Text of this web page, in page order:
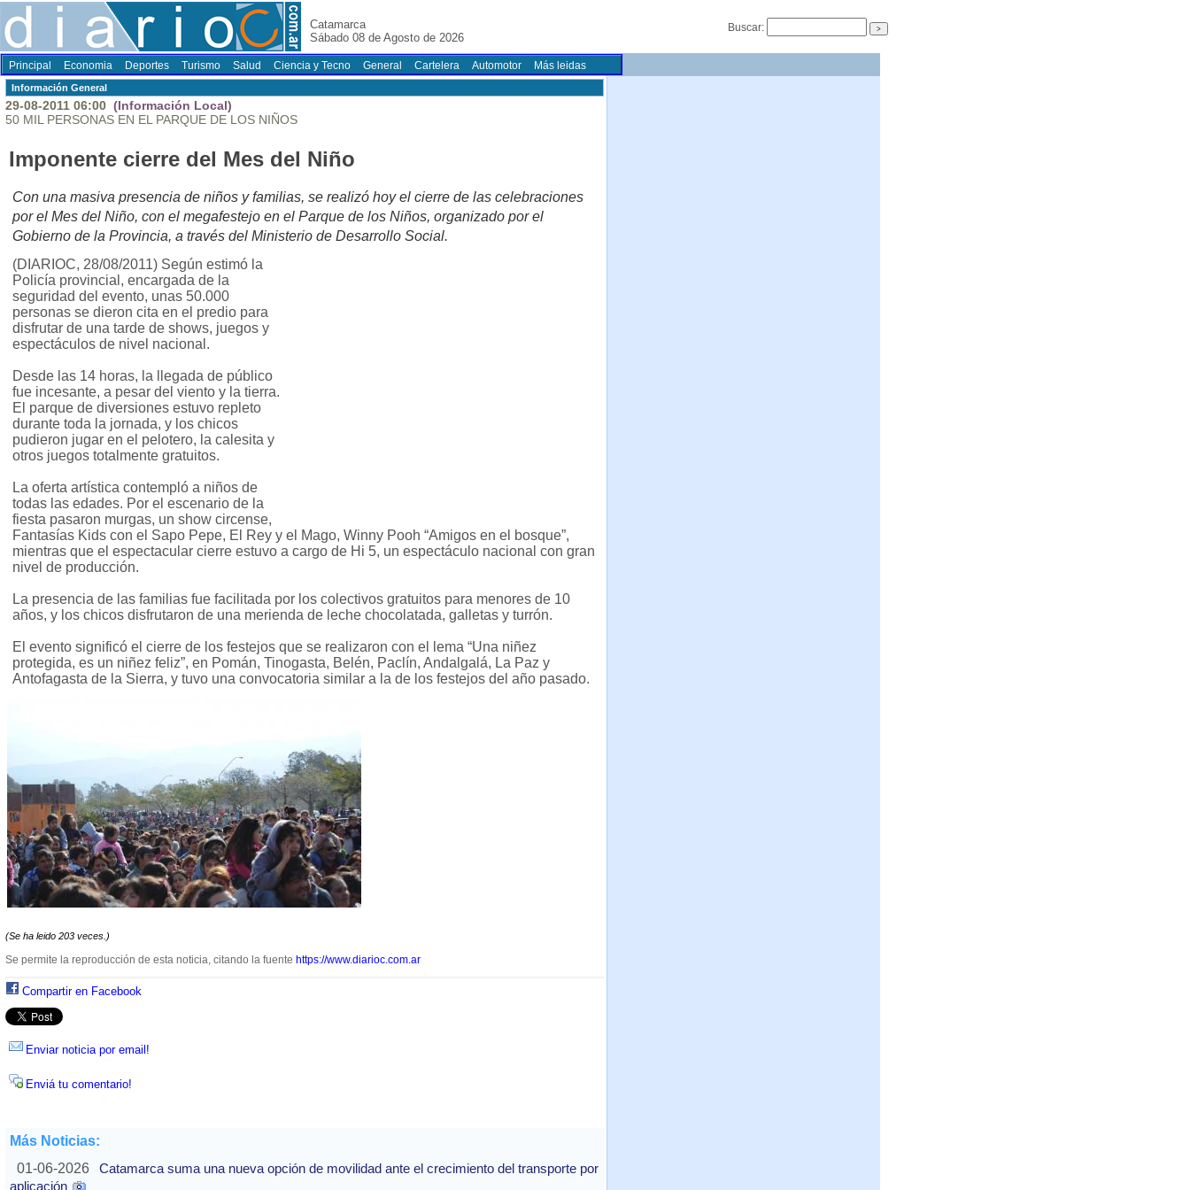
Catamarca
Sábado 08 de Agosto de 2026
Buscar:
Principal Economia Deportes Turismo Salud Ciencia y Tecno General Cartelera Automotor Más leidas
Información General
29-08-2011 06:00 (Información Local)
50 MIL PERSONAS EN EL PARQUE DE LOS NIÑOS
Imponente cierre del Mes del Niño
Con una masiva presencia de niños y familias, se realizó hoy el cierre de las celebraciones
por el Mes del Niño, con el megafestejo en el Parque de los Niños, organizado por el
Gobierno de la Provincia, a través del Ministerio de Desarrollo Social.
(DIARIOC, 28/08/2011) Según estimó la
Policía provincial, encargada de la
seguridad del evento, unas 50.000
personas se dieron cita en el predio para
disfrutar de una tarde de shows, juegos y
espectáculos de nivel nacional.
Desde las 14 horas, la llegada de público
fue incesante, a pesar del viento y la tierra.
El parque de diversiones estuvo repleto
durante toda la jornada, y los chicos
pudieron jugar en el pelotero, la calesita y
otros juegos totalmente gratuitos.
La oferta artística contempló a niños de
todas las edades. Por el escenario de la
fiesta pasaron murgas, un show circense,
Fantasías Kids con el Sapo Pepe, El Rey y el Mago, Winny Pooh “Amigos en el bosque”,
mientras que el espectacular cierre estuvo a cargo de Hi 5, un espectáculo nacional con gran
nivel de producción.
La presencia de las familias fue facilitada por los colectivos gratuitos para menores de 10
años, y los chicos disfrutaron de una merienda de leche chocolatada, galletas y turrón.
El evento significó el cierre de los festejos que se realizaron con el lema “Una niñez
protegida, es un niñez feliz”, en Pomán, Tinogasta, Belén, Paclín, Andalgalá, La Paz y
Antofagasta de la Sierra, y tuvo una convocatoria similar a la de los festejos del año pasado.
(Se ha leido 203 veces.)
Se permite la reproducción de esta noticia, citando la fuente https://www.diarioc.com.ar
Compartir en Facebook
Enviar noticia por email!
Enviá tu comentario!
Más Noticias:
01-06-2026
Catamarca suma una nueva opción de movilidad ante el crecimiento del transporte por
aplicación